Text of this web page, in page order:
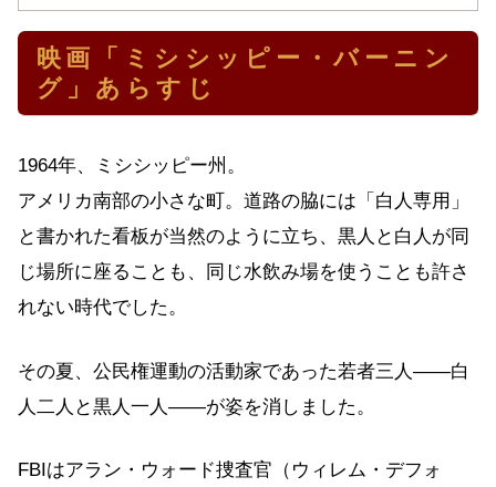
映画「ミシシッピー・バーニン
グ」あらすじ
1964年、ミシシッピー州。
アメリカ南部の小さな町。道路の脇には「白人専用」
と書かれた看板が当然のように立ち、黒人と白人が同
じ場所に座ることも、同じ水飲み場を使うことも許さ
れない時代でした。
その夏、公民権運動の活動家であった若者三人——白
人二人と黒人一人——が姿を消しました。
FBIはアラン・ウォード捜査官（ウィレム・デフォ